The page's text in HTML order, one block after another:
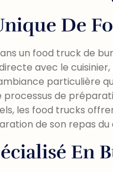
De
un food truck de
avec le
particulière
processus de
les food trucks
de son repas
En